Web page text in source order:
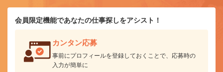
会員限定機能であなたの仕事探しをアシスト！
カンタン応募
事前にプロフィールを登録しておくことで、応募時の
入力が簡単に